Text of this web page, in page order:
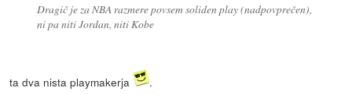
Dragič je za NBA razmere povsem soliden play (nadpovprečen),
ni pa niti Jordan, niti Kobe
ta dva nista playmakerja .